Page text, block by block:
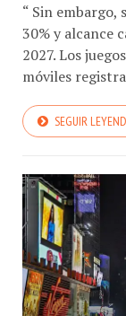
“ Sin embargo,
30% y alcance
2027. Los
móviles
SEGUIR